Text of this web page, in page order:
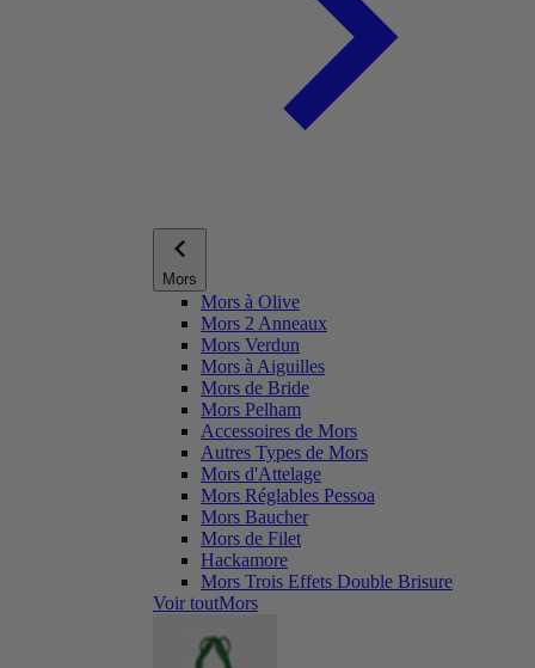
Mors
Mors à Olive
Mors 2 Anneaux
Mors Verdun
Mors à Aiguilles
Mors de Bride
Mors Pelham
Accessoires de Mors
Autres Types de Mors
Mors d'Attelage
Mors Réglables Pessoa
Mors Baucher
Mors de Filet
Hackamore
Mors Trois Effets Double Brisure
Voir toutMors